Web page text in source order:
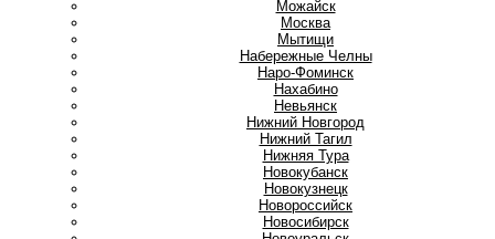
Можайск
Москва
Мытищи
Набережные Челны
Наро-Фоминск
Нахабино
Невьянск
Нижний Новгород
Нижний Тагил
Нижняя Тура
Новокубанск
Новокузнецк
Новороссийск
Новосибирск